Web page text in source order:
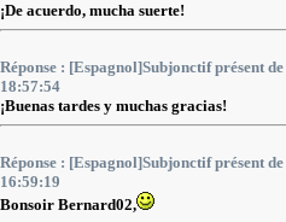
¡De acuerdo, mucha suerte!
Réponse : [Espagnol]Subjonctif présent de
18:57:54
¡Buenas tardes y muchas gracias!
Réponse : [Espagnol]Subjonctif présent de
16:59:19
Bonsoir Bernard02,